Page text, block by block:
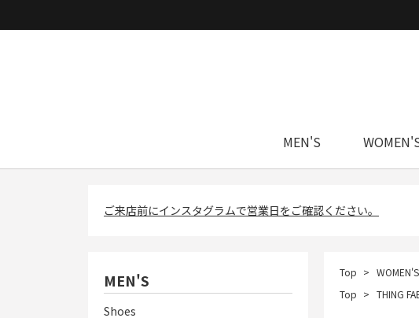
MEN'S
ご来店前にインスタグラムで営業日をご確認ください。
MEN'S
Shoes
Top WOMEN'S
Top
THING